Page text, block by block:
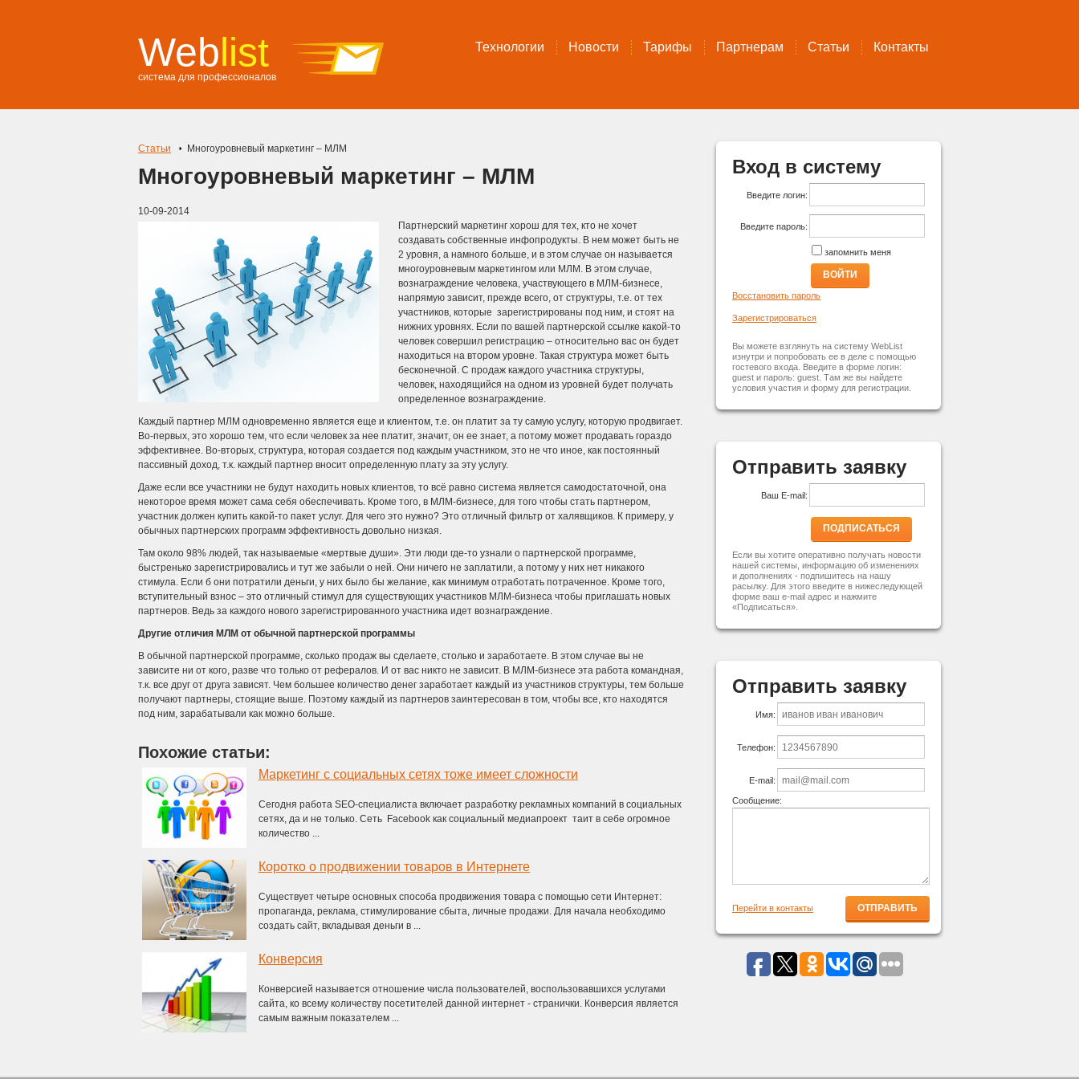
Weblist
система для профессионалов
Технологии Новости Тарифы Партнерам Статьи Контакты
Статьи Многоуровневый маркетинг – МЛМ
Многоуровневый маркетинг – МЛМ
10-09-2014
Партнерский маркетинг хорош для тех, кто не хочет
создавать собственные инфопродукты. В нем может быть не
2 уровня, а намного больше, и в этом случае он называется
многоуровневым маркетингом или МЛМ. В этом случае,
вознаграждение человека, участвующего в МЛМ-бизнесе,
напрямую зависит, прежде всего, от структуры, т.е. от тех
участников, которые зарегистрированы под ним, и стоят на
нижних уровнях. Если по вашей партнерской ссылке какой-то
человек совершил регистрацию – относительно вас он будет
находиться на втором уровне. Такая структура может быть
бесконечной. С продаж каждого участника структуры,
человек, находящийся на одном из уровней будет получать
определенное вознаграждение.
Каждый партнер МЛМ одновременно является еще и клиентом, т.е. он платит за ту самую услугу, которую продвигает.
Во-первых, это хорошо тем, что если человек за нее платит, значит, он ее знает, а потому может продавать гораздо
эффективнее. Во-вторых, структура, которая создается под каждым участником, это не что иное, как постоянный
пассивный доход, т.к. каждый партнер вносит определенную плату за эту услугу.
Даже если все участники не будут находить новых клиентов, то всё равно система является самодостаточной, она
некоторое время может сама себя обеспечивать. Кроме того, в МЛМ-бизнесе, для того чтобы стать партнером,
участник должен купить какой-то пакет услуг. Для чего это нужно? Это отличный фильтр от халявщиков. К примеру, у
обычных партнерских программ эффективность довольно низкая.
Там около 98% людей, так называемые «мертвые души». Эти люди где-то узнали о партнерской программе,
быстренько зарегистрировались и тут же забыли о ней. Они ничего не заплатили, а потому у них нет никакого
стимула. Если б они потратили деньги, у них было бы желание, как минимум отработать потраченное. Кроме того,
вступительный взнос – это отличный стимул для существующих участников МЛМ-бизнеса чтобы приглашать новых
партнеров. Ведь за каждого нового зарегистрированного участника идет вознаграждение.
Другие отличия МЛМ от обычной партнерской программы
В обычной партнерской программе, сколько продаж вы сделаете, столько и заработаете. В этом случае вы не
зависите ни от кого, разве что только от рефералов. И от вас никто не зависит. В МЛМ-бизнесе эта работа командная,
т.к. все друг от друга зависят. Чем большее количество денег заработает каждый из участников структуры, тем больше
получают партнеры, стоящие выше. Поэтому каждый из партнеров заинтересован в том, чтобы все, кто находятся
под ним, зарабатывали как можно больше.
Похожие статьи:
Маркетинг с социальных сетях тоже имеет сложности
Сегодня работа SEO-специалиста включает разработку рекламных компаний в социальных
сетях, да и не только. Сеть Facebook как социальный медиапроект таит в себе огромное
количество ...
Коротко о продвижении товаров в Интернете
Существует четыре основных способа продвижения товара с помощью сети Интернет:
пропаганда, реклама, стимулирование сбыта, личные продажи. Для начала необходимо
создать сайт, вкладывая деньги в ...
Конверсия
Конверсией называется отношение числа пользователей, воспользовавшихся услугами
сайта, ко всему количеству посетителей данной интернет - странички. Конверсия является
самым важным показателем ...
Вход в систему
Введите логин:
Введите пароль:
запомнить меня
ВОЙТИ
Восстановить пароль
Зарегистрироваться
Вы можете взглянуть на систему WebList
изнутри и попробовать ее в деле с помощью
гостевого входа. Введите в форме логин:
guest и пароль: guest. Там же вы найдете
условия участия и форму для регистрации.
Отправить заявку
Ваш E-mail:
ПОДПИСАТЬСЯ
Если вы хотите оперативно получать новости
нашей системы, информацию об изменениях
и дополнениях - подпишитесь на нашу
расылку. Для этого введите в нижеследующей
форме ваш e-mail адрес и нажмите
«Подписаться».
Отправить заявку
Имя:
Телефон:
E-mail:
Сообщение:
Перейти в контакты